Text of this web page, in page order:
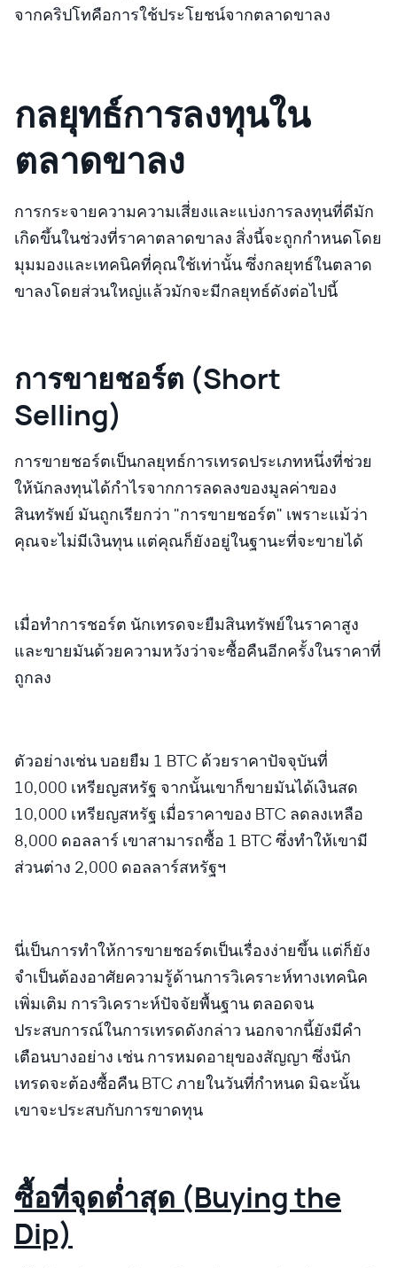
จากคริปโทคือการใช้ประโยชน์จากตลาดขาลง
กลยุทธ์การลงทุนใน
ตลาดขาลง
การกระจายความความเสี่ยงและแบ่งการลงทุนที่ดีมัก
เกิดขึ้นในช่วงที่ราคาตลาดขาลง สิ่งนี้จะถูกกำหนดโดย
มุมมองและเทคนิคที่คุณใช้เท่านั้น ซึ่งกลยุทธ์ในตลาด
ขาลงโดยส่วนใหญ่แล้วมักจะมีกลยุทธ์ดังต่อไปนี้
การขายชอร์ต (Short
Selling)
การขายชอร์ตเป็นกลยุทธ์การเทรดประเภทหนึ่งที่ช่วย
ให้นักลงทุนได้กำไรจากการลดลงของมูลค่าของ
สินทรัพย์ มันถูกเรียกว่า "การขายชอร์ต" เพราะแม้ว่า
คุณจะไม่มีเงินทุน แต่คุณก็ยังอยู่ในฐานะที่จะขายได้
เมื่อทำการชอร์ต นักเทรดจะยืมสินทรัพย์ในราคาสูง
และขายมันด้วยความหวังว่าจะซื้อคืนอีกครั้งในราคาที่
ถูกลง
ตัวอย่างเช่น บอยยืม 1 BTC ด้วยราคาปัจจุบันที่
10,000 เหรียญสหรัฐ จากนั้นเขาก็ขายมันได้เงินสด
10,000 เหรียญสหรัฐ เมื่อราคาของ BTC ลดลงเหลือ
8,000 ดอลลาร์ เขาสามารถซื้อ 1 BTC ซึ่งทำให้เขามี
ส่วนต่าง 2,000 ดอลลาร์สหรัฐฯ
นี่เป็นการทำให้การขายชอร์ตเป็นเรื่องง่ายขึ้น แต่ก็ยัง
จำเป็นต้องอาศัยความรู้ด้านการวิเคราะห์ทางเทคนิค
เพิ่มเติม การวิเคราะห์ปัจจัยพื้นฐาน ตลอดจน
ประสบการณ์ในการเทรดดังกล่าว นอกจากนี้ยังมีคำ
เตือนบางอย่าง เช่น การหมดอายุของสัญญา ซึ่งนัก
เทรดจะต้องซื้อคืน BTC ภายในวันที่กำหนด มิฉะนั้น
เขาจะประสบกับการขาดทุน
ซื้อที่จุดต่ำสุด (Buying the
Dip)